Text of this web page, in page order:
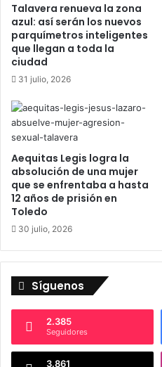
l
a
l
c
o
m
p
l
e
t
o
c
o
n
t
o
o
s
r
e
m
p
a
r
o
n
a
m
i
e
n
t
o
s
r
r
a
Talavera renueva la zona
azul: así serán los nuevos
parquímetros inteligentes
que llegan a toda la
ciudad
31 julio, 2026
Aequitas Legis logra la
absolución de una mujer
que se enfrentaba a hasta
12 años de prisión en
Toledo
30 julio, 2026
Síguenos
2.385
Seguidores
3.861